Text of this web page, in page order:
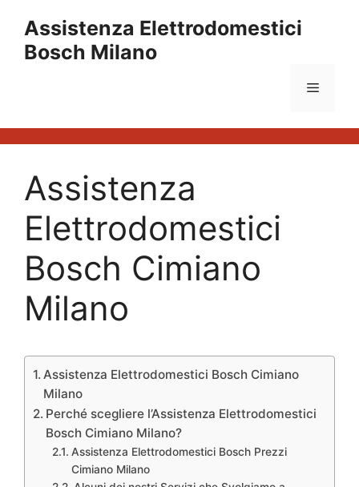
contenuto
Assistenza Elettrodomestici
Bosch Milano
Menu
Assistenza
Elettrodomestici
Bosch Cimiano
Milano
Assistenza Elettrodomestici Bosch Cimiano
Milano
Perché scegliere l’Assistenza Elettrodomestici
Bosch Cimiano Milano?
Assistenza Elettrodomestici Bosch Prezzi
Cimiano Milano